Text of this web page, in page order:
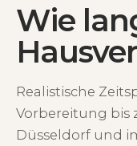
Wie
Realistische
Vorbereitung bis
Düsseldorf und